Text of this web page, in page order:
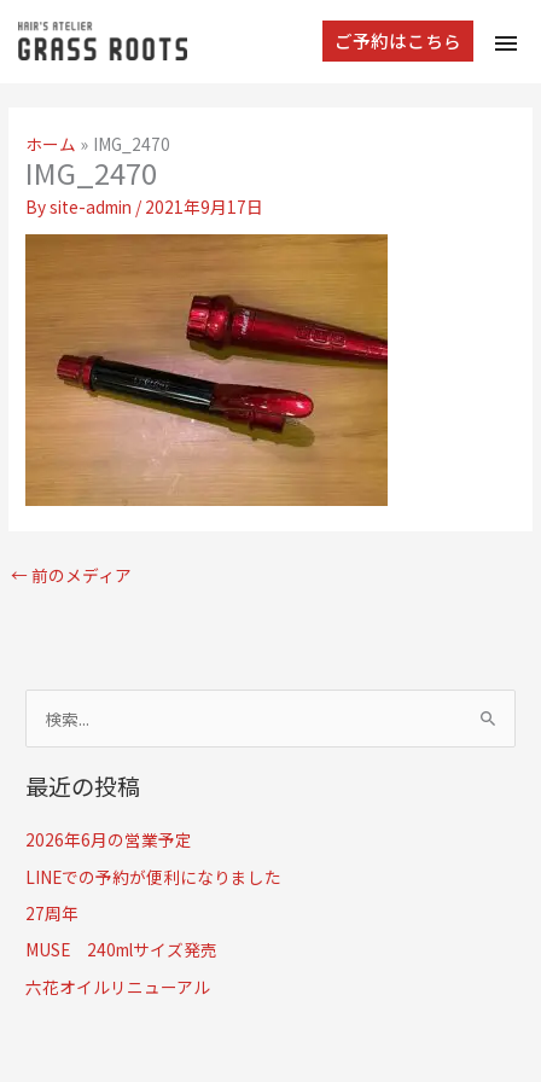
ご予約はこちら
ホーム IMG_2470
IMG_2470
Bysite-admin / 2021年9月17日
←前のメディア
索
対
:
最近の投稿
2026年6月の営業予定
LINEでの予約が便利になりました
27周年
MUSE 240mlサイズ発売
六花オイルリニューアル